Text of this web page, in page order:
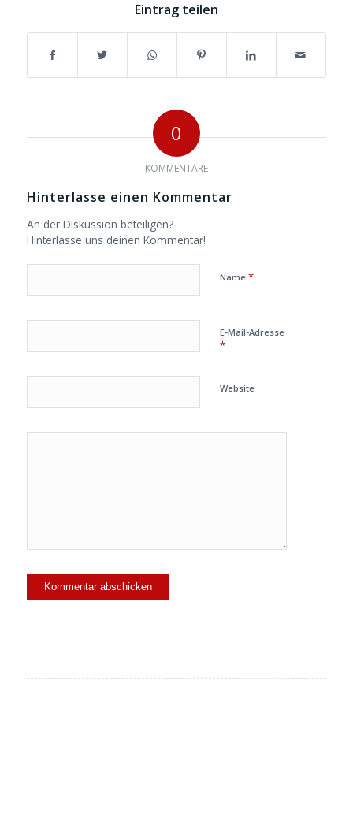
Eintrag teilen
0
KOMMENTARE
Hinterlasse einen Kommentar
An der Diskussion beteiligen?
Hinterlasse uns deinen Kommentar!
Name *
E-Mail-Adresse
*
Website